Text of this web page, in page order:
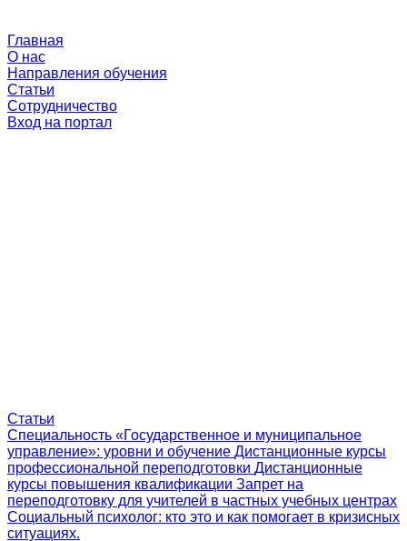
Главная
О нас
Направления обучения
Статьи
Сотрудничество
Вход на портал
Статьи
Специальность «Государственное и муниципальное
управление»: уровни и обучение Дистанционные курсы
профессиональной переподготовки Дистанционные
курсы повышения квалификации Запрет на
переподготовку для учителей в частных учебных центрах
Социальный психолог: кто это и как помогает в кризисных
ситуациях.